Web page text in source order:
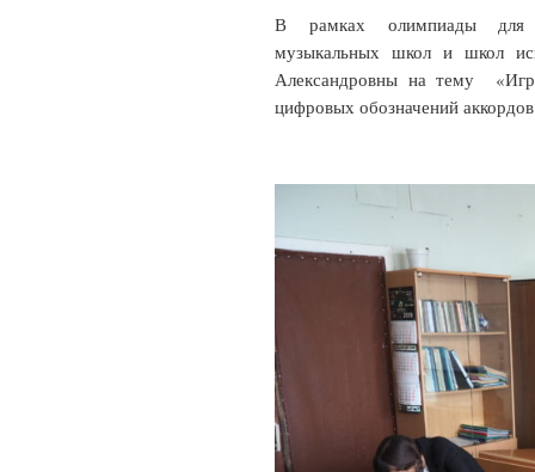
В рамках олимпиады для
музыкальных школ и школ
Александровны на тему
цифровых обозначений